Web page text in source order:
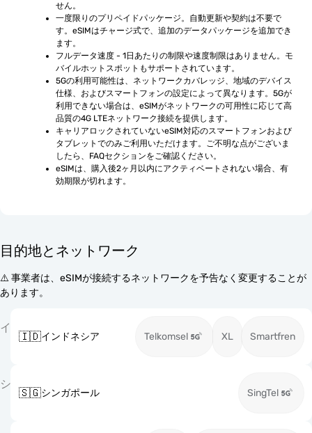
せん。
一度限りのプリペイドパッケージ。自動更新や契約は不要で
す。eSIMはチャージ式で、追加のデータパッケージを追加でき
ます。
フルデータ速度 - 1日あたりの制限や速度制限はありません。モ
バイルホットスポットもサポートされています。
5Gの利用可能性は、ネットワークカバレッジ、地域のデバイス
仕様、およびスマートフォンの設定によって異なります。5Gが
利用できない場合は、eSIMがネットワークの可用性に応じて高
品質の4G LTEネットワーク接続を提供します。
キャリアロックされていないeSIM対応のスマートフォンおよび
タブレットでのみご利用いただけます。ご不明な点がございま
したら、FAQセクションをご確認ください。
eSIMは、購入後2ヶ月以内にアクティベートされない場合、有
効期限が切れます。
目的地とネットワーク
⚠️ 事業者は、eSIMが接続するネットワークを予告なく変更することが
あります。
イ
🇮🇩インドネシア Telkomsel XL Smartfren
シ
🇸🇬シンガポール SingTel